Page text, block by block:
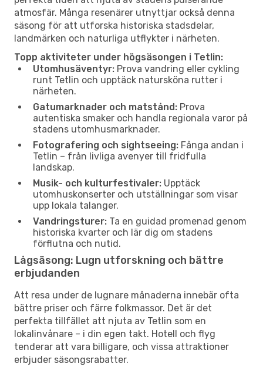
atmosfär. Många resenärer utnyttjar också denna
säsong för att utforska historiska stadsdelar,
landmärken och naturliga utflykter i närheten.
Topp aktiviteter under högsäsongen i Tetlin:
Utomhusäventyr: Prova vandring eller cykling
runt Tetlin och upptäck natursköna rutter i
närheten.
Gatumarknader och matstånd: Prova
autentiska smaker och handla regionala varor på
stadens utomhusmarknader.
Fotografering och sightseeing: Fånga andan i
Tetlin – från livliga avenyer till fridfulla
landskap.
Musik- och kulturfestivaler: Upptäck
utomhuskonserter och utställningar som visar
upp lokala talanger.
Vandringsturer: Ta en guidad promenad genom
historiska kvarter och lär dig om stadens
förflutna och nutid.
Lågsäsong: Lugn utforskning och bättre
erbjudanden
Att resa under de lugnare månaderna innebär ofta
bättre priser och färre folkmassor. Det är det
perfekta tillfället att njuta av Tetlin som en
lokalinvånare – i din egen takt. Hotell och flyg
tenderar att vara billigare, och vissa attraktioner
erbjuder säsongsrabatter.